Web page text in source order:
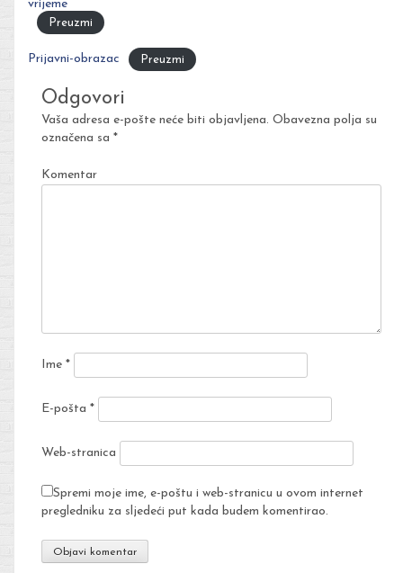
vrijeme
Preuzmi
Prijavni-obrazac Preuzmi
Odgovori
Vaša adresa e-pošte neće biti objavljena. Obavezna polja su
označena sa *
Komentar
Ime *
E-pošta *
Web-stranica
Spremi moje ime, e-poštu i web-stranicu u ovom internet
pregledniku za sljedeći put kada budem komentirao.